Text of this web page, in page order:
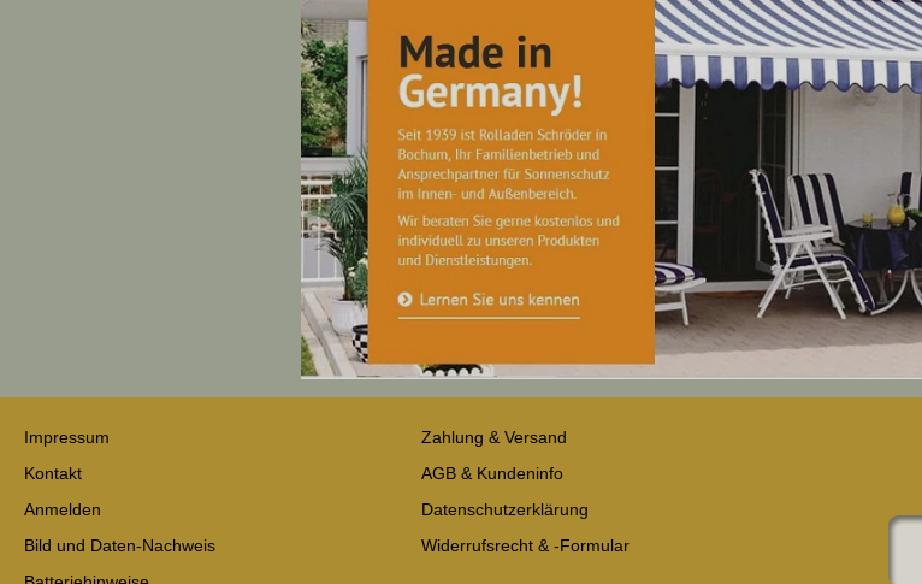
Impressum
Kontakt
Anmelden
Bild und Daten-Nachweis
Zahlung & Versand
AGB & Kundeninfo
Datenschutzerklärung
Widerrufsrecht & -Formular